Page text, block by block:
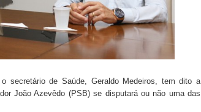
na qualificação dos serviços do
repudiável revolta
secretário de Saúde, Geraldo Medeiros, tem dito a
João Azevêdo (PSB) se disputará ou não uma das